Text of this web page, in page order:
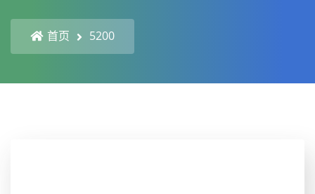
首页 5200